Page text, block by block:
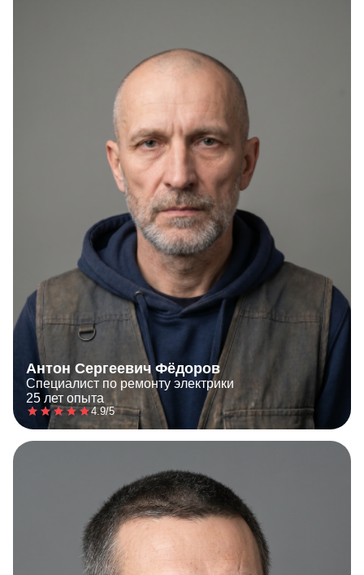
Антон Сергеевич Фёдоров
Специалист по ремонту электрики
25 лет опыта
4.9/5